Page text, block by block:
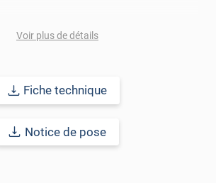
"Airflow" autrement appelée "colle en nid
pose intérieure (anti craquèlement,
compte de la qualité et de son rendu
Voir plus de détails
Fiche technique
Notice de pose